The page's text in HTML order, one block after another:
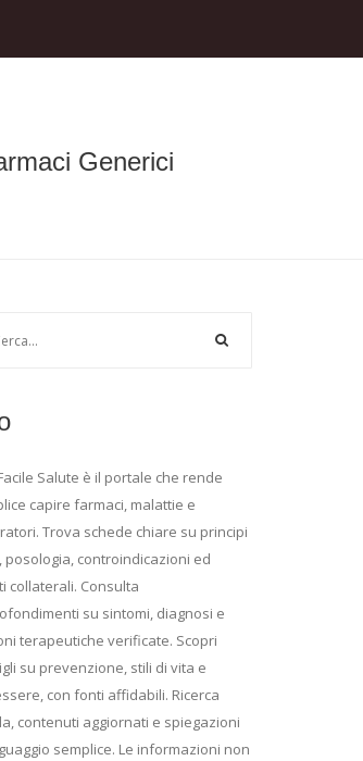
Generici
Salute è il portale che rende
capire farmaci, malattie e
Trova schede chiare su principi
posologia, controindicazioni ed
collaterali. Consulta
su sintomi, diagnosi e
terapeutiche verificate. Scopri
su prevenzione, stili di vita e
con fonti affidabili. Ricerca
contenuti aggiornati e spiegazioni
semplice. Le informazioni non